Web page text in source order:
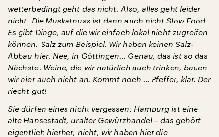
wetterbedingt geht das nicht. Also, alles geht leider
nicht. Die Muskatnuss ist dann auch nicht Slow Food.
Es gibt Dinge, auf die wir einfach lokal nicht zugreifen
können. Salz zum Beispiel. Wir haben keinen Salz-
Abbau hier. Nee, in Göttingen… Genau, das ist so das
Nächste. Weine, die wir natürlich auch trinken, bauen
wir hier auch nicht an. Kommt noch … Pfeffer, klar. Der
riecht gut!
Sie dürfen eines nicht vergessen: Hamburg ist eine
alte Hansestadt, uralter Gewürzhandel – das gehört
eigentlich hierher, nicht, wir haben hier die